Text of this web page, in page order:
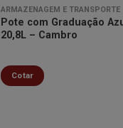
ARMAZENAGEM E TRANSPORTE
Pote com Graduação
20,8L – Cambro
Cotar